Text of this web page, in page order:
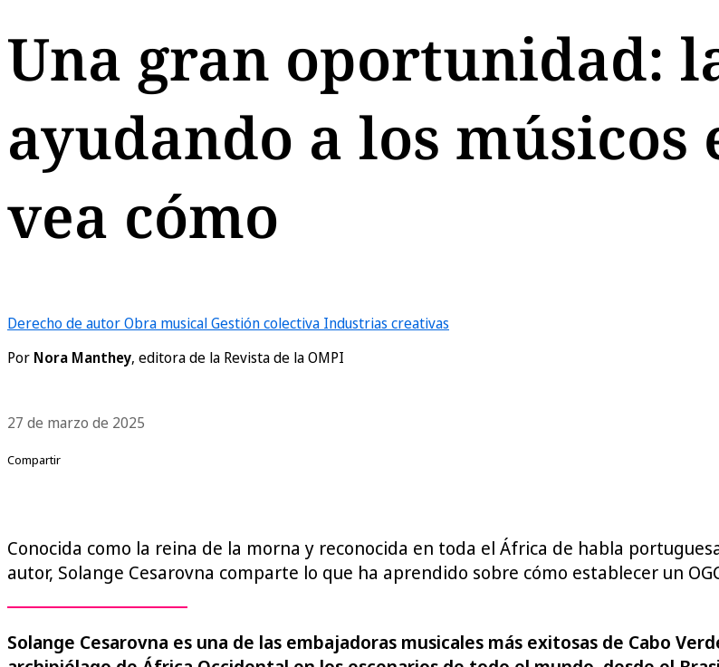
Una gran oportunidad:
ayudando a los músicos
vea cómo
Derecho de autorObra musicalGestión colectiva Industrias creativas
Por Nora Manthey, editora de la Revista de la OMPI
27 de marzo de 2025
Compartir
Conocida como la reina de la morna y reconocida en toda el África de habla
autor, Solange Cesarovna comparte lo que ha aprendido sobre cómo establecer un
Solange Cesarovna es una de las embajadoras musicales más exitosas de Cabo